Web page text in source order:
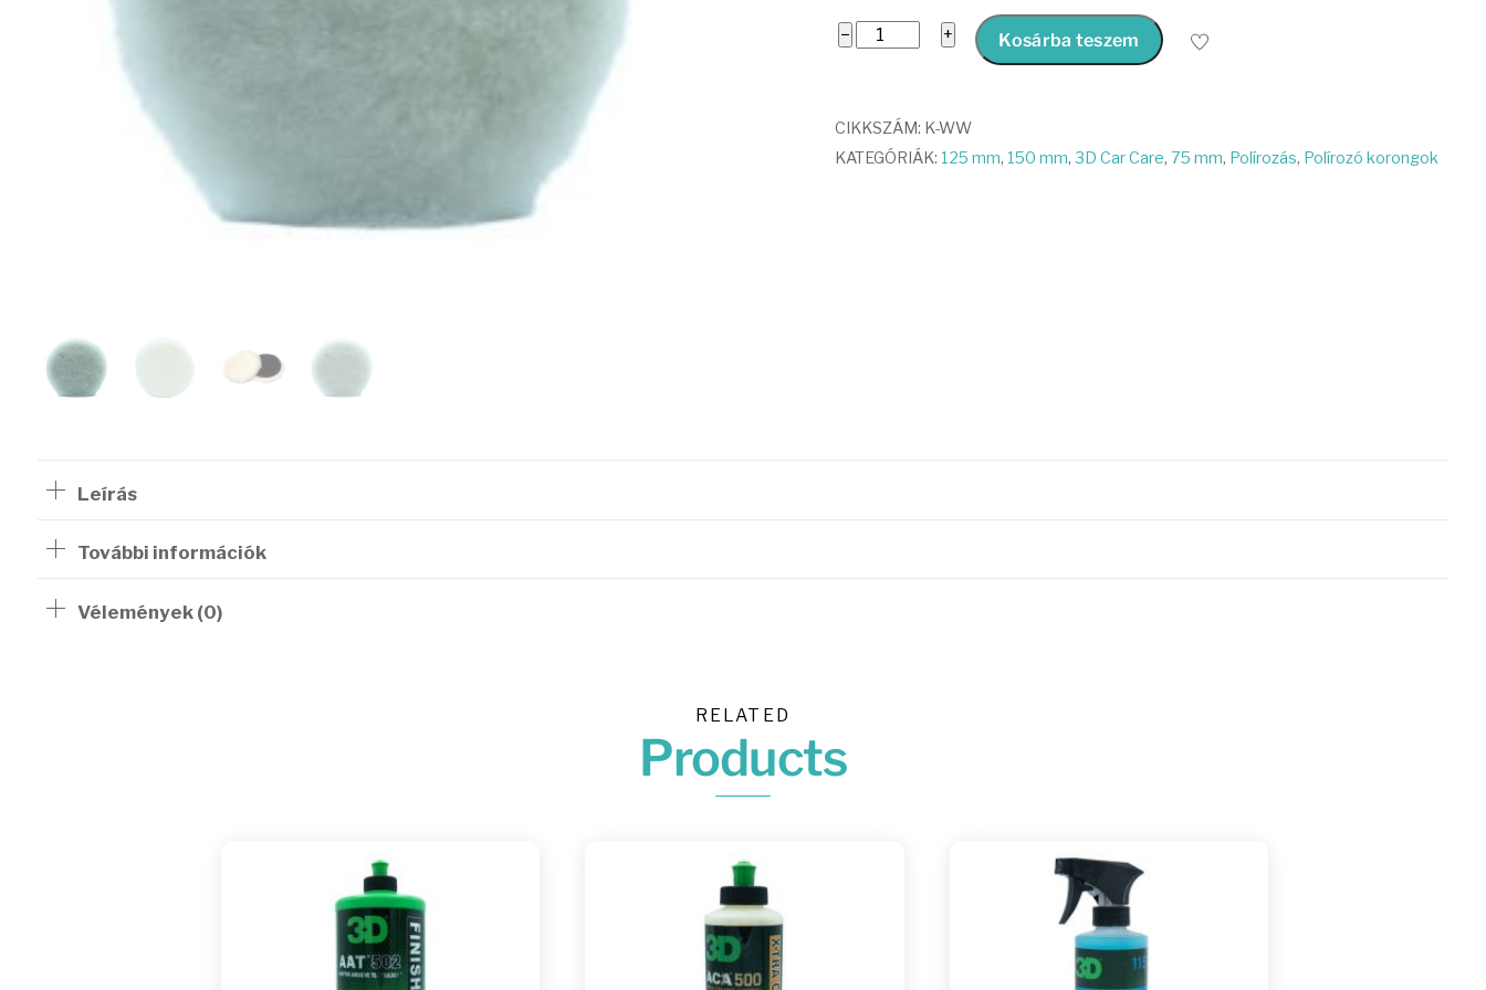
−
White
mennyiség
+ Kosárba teszem
CIKKSZÁM: K-WW
KATEGÓRIÁK: 125 mm, 150 mm, 3D Car Care, 75 mm, Polírozás, Polírozó korongok
Leírás
További információk
Vélemények (0)
RELATED
Products